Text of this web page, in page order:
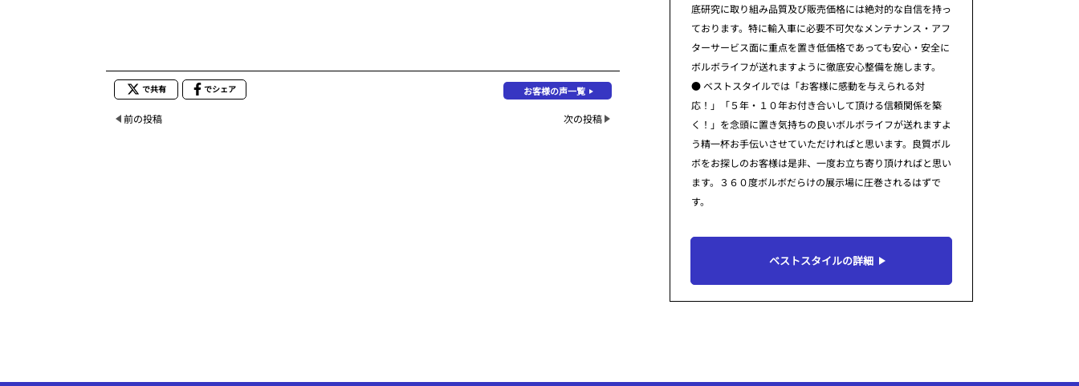
で共有 でシェア お客様の声一覧
前の投稿 次の投稿
底研究に取り組み品質及び販売価格には絶対的な自信を持っ
ております。特に輸入車に必要不可欠なメンテナンス・アフ
ターサービス面に重点を置き低価格であっても安心・安全に
ボルボライフが送れますように徹底安心整備を施します。
● ベストスタイルでは「お客様に感動を与えられる対
応！」「５年・１０年お付き合いして頂ける信頼関係を築
く！」を念頭に置き気持ちの良いボルボライフが送れますよ
う精一杯お手伝いさせていただければと思います。良質ボル
ボをお探しのお客様は是非、一度お立ち寄り頂ければと思い
ます。３６０度ボルボだらけの展示場に圧巻されるはずで
す。
ベストスタイルの詳細